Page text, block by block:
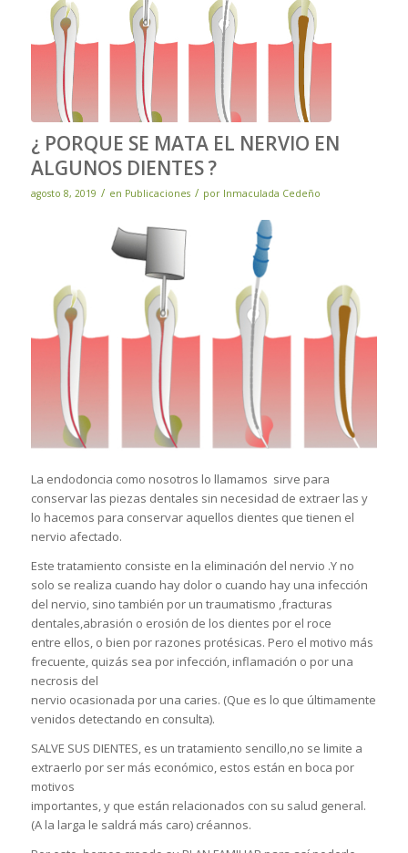
¿ PORQUE SE MATA EL NERVIO EN
ALGUNOS DIENTES ?
agosto 8, 2019 / en Publicaciones / por Inmaculada Cedeño
La endodoncia como nosotros lo llamamos sirve para
conservar las piezas dentales sin necesidad de extraer las y
lo hacemos para conservar aquellos dientes que tienen el
nervio afectado.
Este tratamiento consiste en la eliminación del nervio .Y no
solo se realiza cuando hay dolor o cuando hay una infección
del nervio, sino también por un traumatismo ,fracturas
dentales,abrasión o erosión de los dientes por el roce
entre ellos, o bien por razones protésicas. Pero el motivo más
frecuente, quizás sea por infección, inflamación o por una
necrosis del
nervio ocasionada por una caries. (Que es lo que últimamente
venidos detectando en consulta).
SALVE SUS DIENTES, es un tratamiento sencillo,no se limite a
extraerlo por ser más económico, estos están en boca por
motivos
importantes, y que están relacionados con su salud general.
(A la larga le saldrá más caro) créannos.